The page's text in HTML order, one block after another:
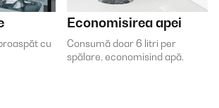
cu
Economisirea apei
Consumă doar 6 litri per
spălare, economisind apă.